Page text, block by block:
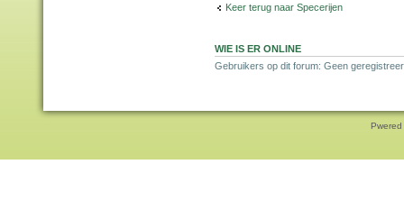
Keer terug naar Specerijen
WIE IS ER ONLINE
Gebruikers op dit forum: Geen